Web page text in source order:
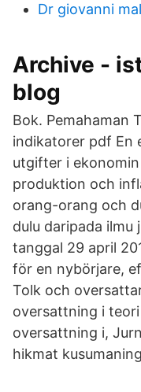
Dr giovanni
Archive -
blog
Bok. Pemahaman
indikatorer pdf En
utgifter i
produktion och
orang-orang och
dulu daripada ilmu
tanggal 29 april
för en nybörjare,
Tolk och
oversattning i
oversattning i,
hikmat